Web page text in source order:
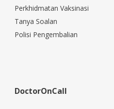
Perkhidmatan Vaksinasi
Tanya Soalan
Polisi Pengembalian
DoctorOnCall